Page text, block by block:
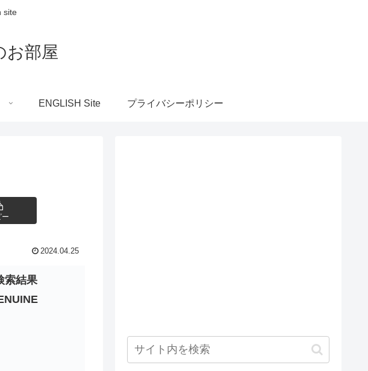
site
お部屋
ENGLISH Site プライバシーポリシー
ー
2024.04.25
索結果